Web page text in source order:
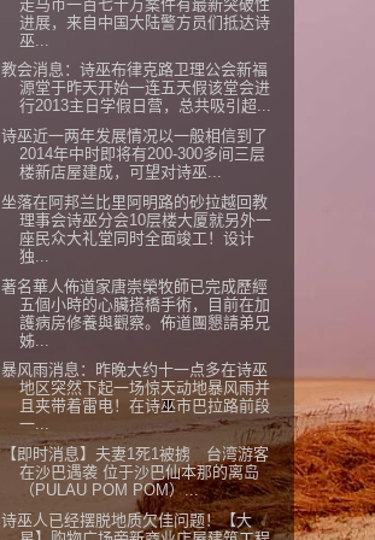
走马币一百七十万案件有最新突破性
进展，来自中国大陆警方员们抵达诗
巫...
教会消息：诗巫布律克路卫理公会新福
源堂于昨天开始一连五天假该堂会进
行2013主日学假日营，总共吸引超...
诗巫近一两年发展情况以一般相信到了
2014年中时即将有200-300多间三层
楼新店屋建成，可望对诗巫...
坐落在阿邦兰比里阿明路的砂拉越回教
理事会诗巫分会10层楼大厦就另外一
座民众大礼堂同时全面竣工！设计
独...
著名華人佈道家唐崇榮牧師已完成歷經
五個小時的心臟搭橋手術，目前在加
護病房修養與觀察。佈道團懇請弟兄
姊...
暴风雨消息：昨晚大约十一点多在诗巫
地区突然下起一场惊天动地暴风雨并
且夹带着雷电！在诗巫市巴拉路前段
一...
【即时消息】夫妻1死1被掳 台湾游客
在沙巴遇袭 位于沙巴仙本那的离岛
（PULAU POM POM）...
诗巫人已经摆脱地质欠佳问题！【大